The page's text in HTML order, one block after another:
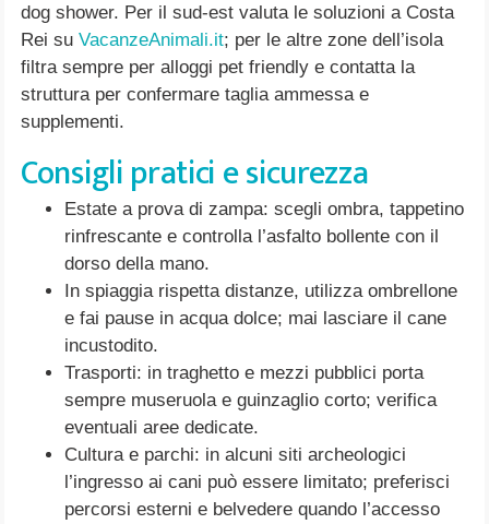
dog shower. Per il sud-est valuta le soluzioni a Costa
Rei su VacanzeAnimali.it; per le altre zone dell’isola
filtra sempre per alloggi pet friendly e contatta la
struttura per confermare taglia ammessa e
supplementi.
Consigli pratici e sicurezza
Estate a prova di zampa: scegli ombra, tappetino
rinfrescante e controlla l’asfalto bollente con il
dorso della mano.
In spiaggia rispetta distanze, utilizza ombrellone
e fai pause in acqua dolce; mai lasciare il cane
incustodito.
Trasporti: in traghetto e mezzi pubblici porta
sempre museruola e guinzaglio corto; verifica
eventuali aree dedicate.
Cultura e parchi: in alcuni siti archeologici
l’ingresso ai cani può essere limitato; preferisci
percorsi esterni e belvedere quando l’accesso